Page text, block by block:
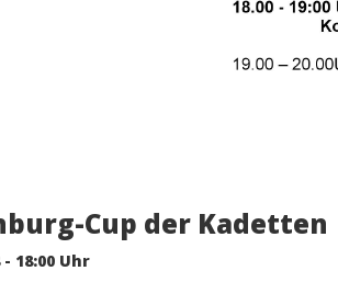
Cup der Kadetten
- 18:00 Uhr